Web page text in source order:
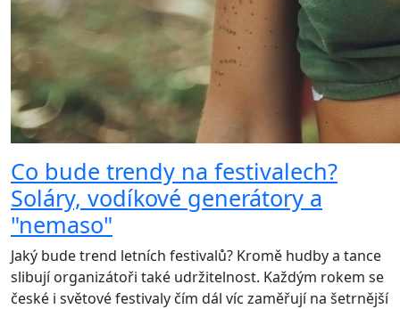
Co bude trendy na festivalech?
Soláry, vodíkové generátory a
"nemaso"
Jaký bude trend letních festivalů? Kromě hudby a tance
slibují organizátoři také udržitelnost. Každým rokem se
české i světové festivaly čím dál víc zaměřují na šetrnější